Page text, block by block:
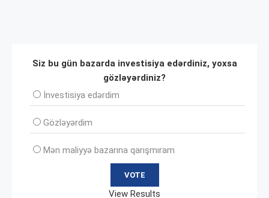
Siz bu gün bazarda investisiya edərdiniz, yoxsa
gözləyərdiniz?
İnvеstisiya edərdim
Gözləyərdim
Mən maliyyə bazarına qarışmıram
View Results